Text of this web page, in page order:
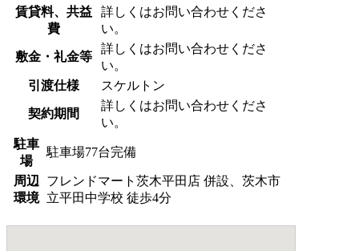
賃貸料、共益
費
詳しくはお問い合わせくださ
い。
敷金・礼金等
詳しくはお問い合わせくださ
い。
引渡仕様
スケルトン
契約期間
詳しくはお問い合わせくださ
い。
駐車
場
駐車場77台完備
周辺
環境
フレンドマート茨木平田店 併設、茨木市
立平田中学校 徒歩4分